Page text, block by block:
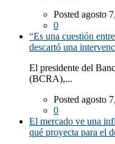
Posted agosto
0
“Es una cuestión
descartó una
El presidente del
(BCRA),...
Posted agosto
0
El mercado ve una
qué proyecta para el